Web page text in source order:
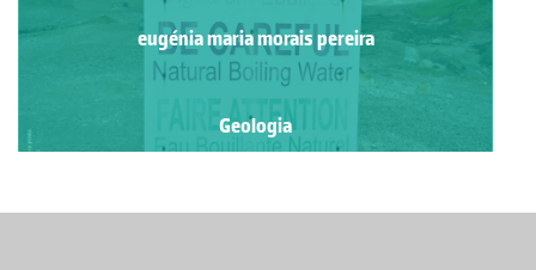
eugénia maria morais pereira
Geologia